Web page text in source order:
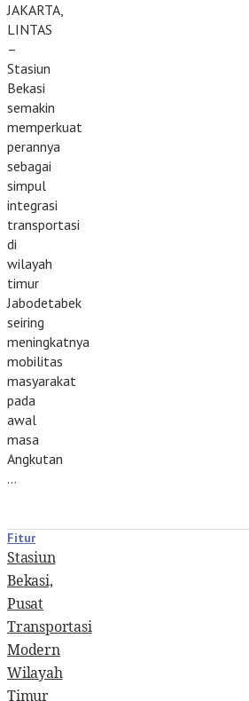
JAKARTA,
LINTAS
–
Stasiun
Bekasi
semakin
memperkuat
perannya
sebagai
simpul
integrasi
transportasi
di
wilayah
timur
Jabodetabek
seiring
meningkatnya
mobilitas
masyarakat
pada
awal
masa
Angkutan
…
Fitur
Stasiun
Bekasi,
Pusat
Transportasi
Modern
Wilayah
Timur